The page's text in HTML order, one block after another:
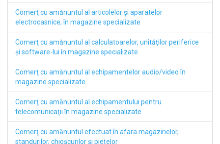
Comerţ cu amănuntul al articolelor şi aparatelor
electrocasnice, în magazine specializate
Comerţ cu amănuntul al calculatoarelor, unităţilor periferice
şi software-lui în magazine specializate
Comerţ cu amănuntul al echipamentelor audio/video în
magazine specializate
Comerţ cu amănuntul al echipamentului pentru
telecomunicaţii în magazine specializate
Comerţ cu amănuntul efectuat în afara magazinelor,
standurilor, chioşcurilor şi pieţelor